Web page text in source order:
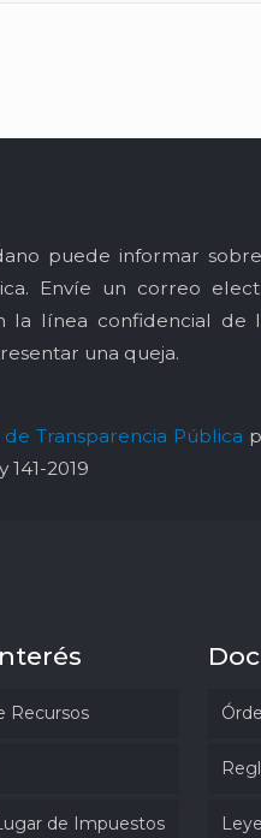
puede informar
Envíe un correo
la línea confidencial de
una queja.
Transparencia Pública
2019
Recursos
de Impuestos